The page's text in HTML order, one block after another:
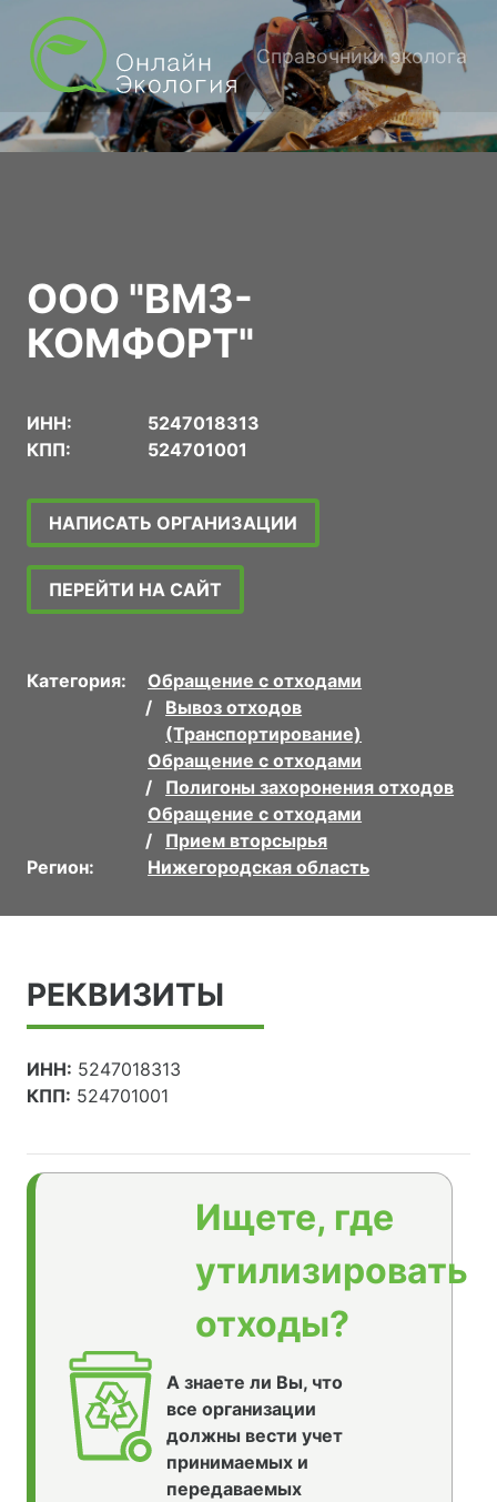
Справочники эколога
ООО "ВМЗ-
КОМФОРТ"
ИНН:
5247018313
КПП:
524701001
НАПИСАТЬ ОРГАНИЗАЦИИ
ПЕРЕЙТИ НА САЙТ
Категория:
Обращение с отходами
Вывоз отходов
(Транспортирование)
Обращение с отходами
Полигоны захоронения отходов
Обращение с отходами
Прием вторсырья
Регион:
Нижегородская область
РЕКВИЗИТЫ
ИНН: 5247018313
КПП: 524701001
Ищете, где
утилизировать
отходы?
А знаете ли Вы, что
все организации
должны вести учет
принимаемых и
передаваемых